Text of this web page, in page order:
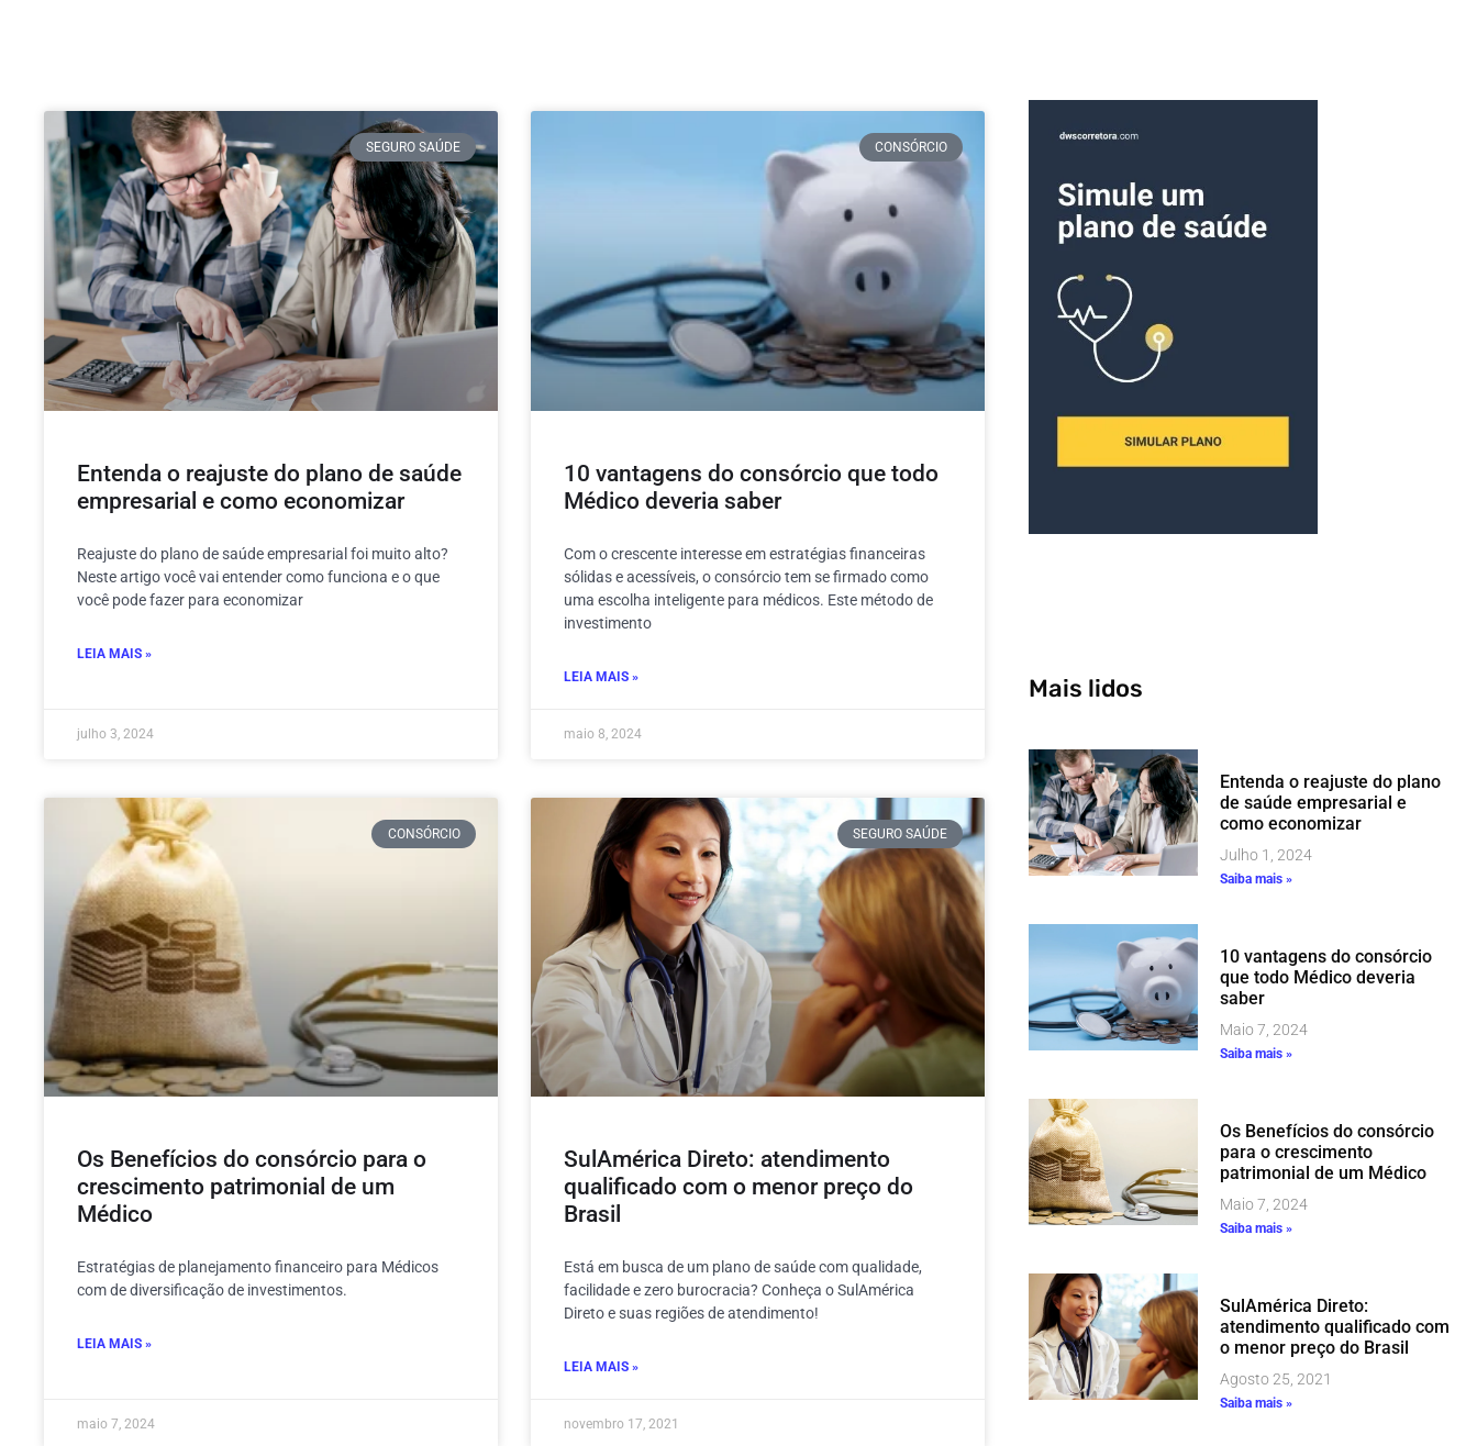
SEGURO SAÚDE
Entenda o reajuste do plano de saúde
empresarial e como economizar
Reajuste do plano de saúde empresarial foi muito alto?
Neste artigo você vai entender como funciona e o que
você pode fazer para economizar
LEIA MAIS »
julho 3, 2024
CONSÓRCIO
10 vantagens do consórcio que todo
Médico deveria saber
Com o crescente interesse em estratégias financeiras
sólidas e acessíveis, o consórcio tem se firmado como
uma escolha inteligente para médicos. Este método de
investimento
LEIA MAIS »
maio 8, 2024
CONSÓRCIO
Os Benefícios do consórcio para o
crescimento patrimonial de um
Médico
Estratégias de planejamento financeiro para Médicos
com de diversificação de investimentos.
LEIA MAIS »
maio 7, 2024
SEGURO SAÚDE
SulAmérica Direto: atendimento
qualificado com o menor preço do
Brasil
Está em busca de um plano de saúde com qualidade,
facilidade e zero burocracia? Conheça o SulAmérica
Direto e suas regiões de atendimento!
LEIA MAIS »
novembro 17, 2021
Mais lidos
Entenda o reajuste do plano
de saúde empresarial e
como economizar
Julho 1, 2024
Saiba mais »
10 vantagens do consórcio
que todo Médico deveria
saber
Maio 7, 2024
Saiba mais »
Os Benefícios do consórcio
para o crescimento
patrimonial de um Médico
Maio 7, 2024
Saiba mais »
SulAmérica Direto:
atendimento qualificado com
o menor preço do Brasil
Agosto 25, 2021
Saiba mais »